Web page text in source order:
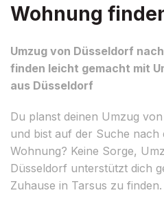
Wohnung
Umzug von Düsseldorf
finden leicht gemacht mit
aus Düsseldorf
Du planst deinen Umzug
und bist auf der Suche nach
Wohnung? Keine Sorge,
Düsseldorf unterstützt dich
Zuhause in Tarsus zu finden.